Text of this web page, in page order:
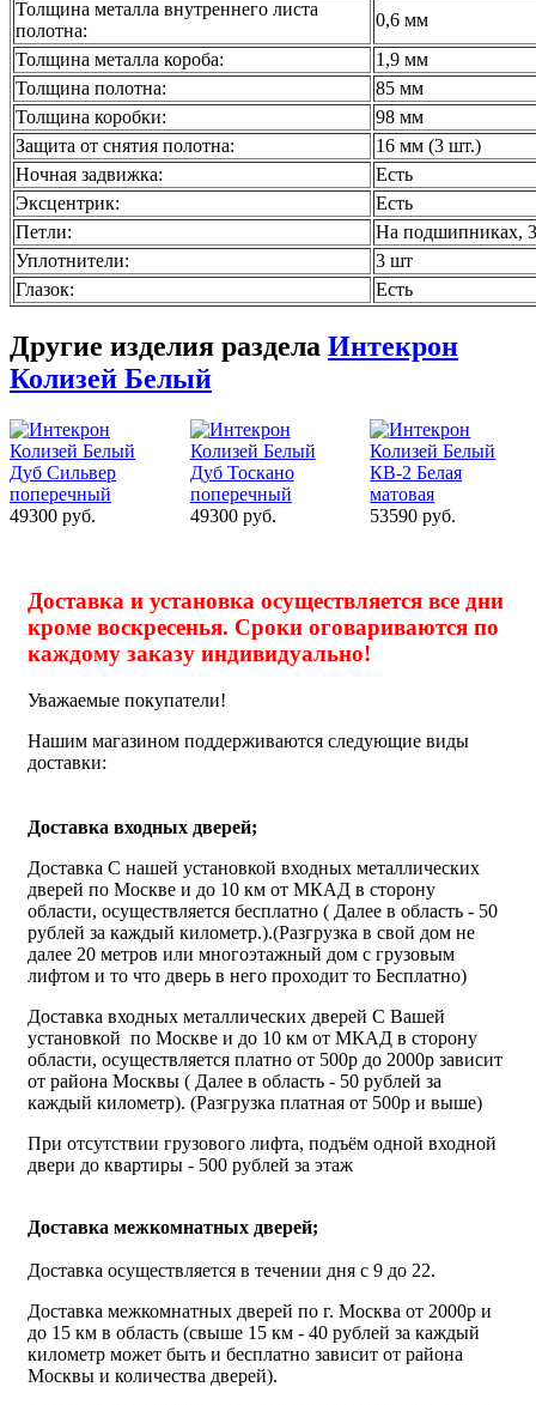
Толщина металла внутреннего листа
полотна:
0,6 мм
Толщина металла короба:
1,9 мм
Толщина полотна:
85 мм
Толщина коробки:
98 мм
Защита от снятия полотна:
16 мм (3 шт.)
Ночная задвижка:
Есть
Эксцентрик:
Есть
Петли:
На подшипниках,
Уплотнители:
3 шт
Глазок:
Есть
Другие изделия раздела Интекрон
Колизей Белый
руб. 49300 руб. 53590 руб.
Доставка и установка осуществляется все дни
кроме воскресенья. Сроки оговариваются по
каждому заказу индивидуально!
Уважаемые покупатели!
Нашим магазином поддерживаются следующие виды
доставки:
Доставка входных дверей;
Доставка С нашей установкой входных металлических
дверей по Москве и до 10 км от МКАД в сторону
области, осуществляется бесплатно ( Далее в область - 50
рублей за каждый километр.).(Разгрузка в свой дом не
далее 20 метров или многоэтажный дом с грузовым
лифтом и то что дверь в него проходит то Бесплатно)
Доставка входных металлических дверей С Вашей
установкой по Москве и до 10 км от МКАД в сторону
области, осуществляется платно от 500р до 2000р зависит
от района Москвы ( Далее в область - 50 рублей за
каждый километр). (Разгрузка платная от 500р и выше)
При отсутствии грузового лифта, подъём одной входной
двери до квартиры - 500 рублей за этаж
Доставка межкомнатных дверей;
Доставка осуществляется в течении дня с 9 до 22.
Доставка межкомнатных дверей по г. Москва от 2000р и
до 15 км в область (свыше 15 км - 40 рублей за каждый
километр может быть и бесплатно зависит от района
Москвы и количества дверей).